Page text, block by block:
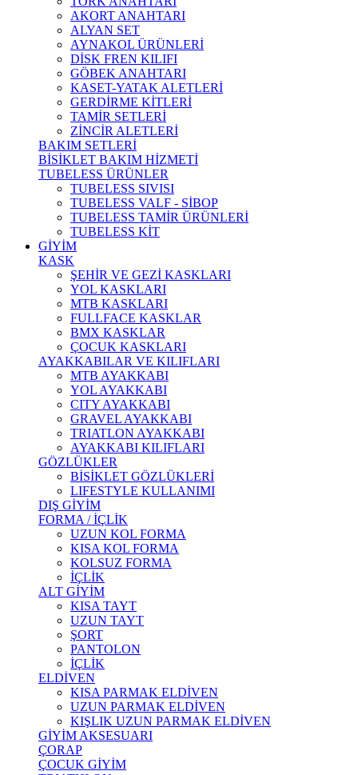
AKORT ANAHTARI
ALYAN SET
AYNAKOL ÜRÜNLERİ
DİSK FREN KILIFI
GÖBEK ANAHTARI
KASET-YATAK ALETLERİ
GERDİRME KİTLERİ
TAMİR SETLERİ
ZİNCİR ALETLERİ
BAKIM SETLERİ
BİSİKLET BAKIM HİZMETİ
TUBELESS ÜRÜNLER
TUBELESS SIVISI
TUBELESS VALF - SİBOP
TUBELESS TAMİR ÜRÜNLERİ
TUBELESS KİT
GİYİM
KASK
ŞEHİR VE GEZİ KASKLARI
YOL KASKLARI
MTB KASKLARI
FULLFACE KASKLAR
BMX KASKLAR
ÇOCUK KASKLARI
AYAKKABILAR VE KILIFLARI
MTB AYAKKABI
YOL AYAKKABI
CITY AYAKKABI
GRAVEL AYAKKABI
TRIATLON AYAKKABI
AYAKKABI KILIFLARI
GÖZLÜKLER
BİSİKLET GÖZLÜKLERİ
LIFESTYLE KULLANIMI
DIŞ GİYİM
FORMA / İÇLİK
UZUN KOL FORMA
KISA KOL FORMA
KOLSUZ FORMA
İÇLİK
ALT GİYİM
KISA TAYT
UZUN TAYT
ŞORT
PANTOLON
İÇLİK
ELDİVEN
KISA PARMAK ELDİVEN
UZUN PARMAK ELDİVEN
KIŞLIK UZUN PARMAK ELDİVEN
GİYİM AKSESUARI
ÇORAP
ÇOCUK GİYİM